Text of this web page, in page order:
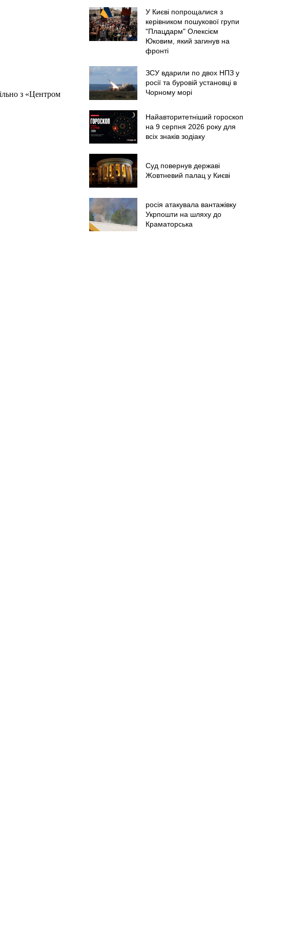
з «Центром
У Києві попрощалися з
керівником пошукової групи
"Плацдарм" Олексієм
Юковим, який загинув на
фронті
ЗСУ вдарили по двох НПЗ у
росії та буровій установці в
Чорному морі
Найавторитетніший гороскоп
на 9 серпня 2026 року для
всіх знаків зодіаку
Суд повернув державі
Жовтневий палац у Києві
росія атакувала вантажівку
Укрпошти на шляху до
Краматорська